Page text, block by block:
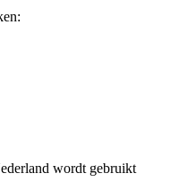
wordt gebruikt